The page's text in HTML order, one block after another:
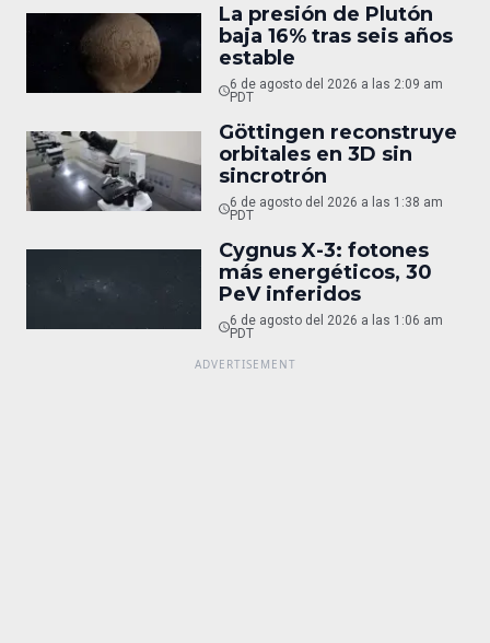
La presión de Plutón
baja 16% tras seis años
estable
6 de agosto del 2026 a las 2:09 am
PDT
Göttingen reconstruye
orbitales en 3D sin
sincrotrón
6 de agosto del 2026 a las 1:38 am
PDT
Cygnus X-3: fotones
más energéticos, 30
PeV inferidos
6 de agosto del 2026 a las 1:06 am
PDT